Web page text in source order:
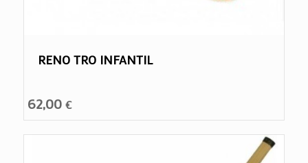
RENO TRO INFANTIL
62,00 €